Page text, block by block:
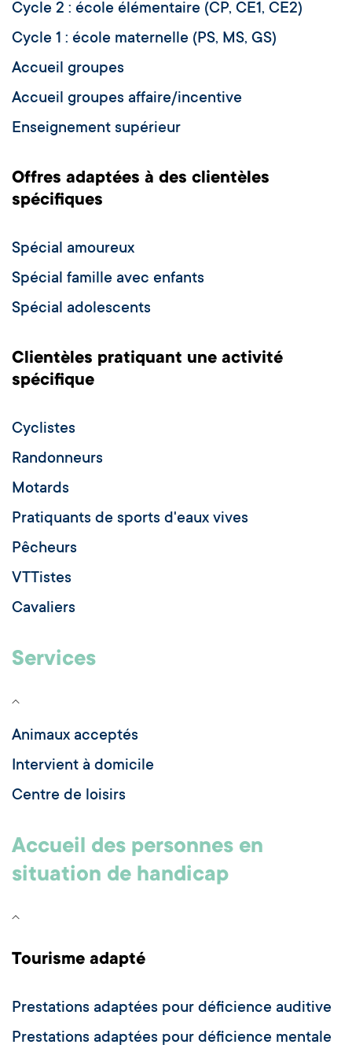
Cycle 2 : école élémentaire (CP, CE1, CE2)
Cycle 1 : école maternelle (PS, MS, GS)
Accueil groupes
Accueil groupes affaire/incentive
Enseignement supérieur
Offres adaptées à des clientèles
spécifiques
Spécial amoureux
Spécial famille avec enfants
Spécial adolescents
Clientèles pratiquant une activité
spécifique
Cyclistes
Randonneurs
Motards
Pratiquants de sports d'eaux vives
Pêcheurs
VTTistes
Cavaliers
Services
Animaux acceptés
Intervient à domicile
Centre de loisirs
Accueil des personnes en
situation de handicap
Tourisme adapté
Prestations adaptées pour déficience auditive
Prestations adaptées pour déficience mentale